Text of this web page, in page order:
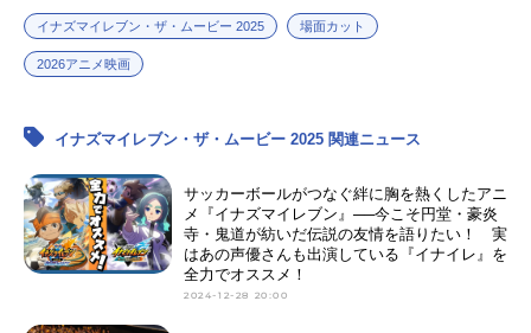
イナズマイレブン・ザ・ムービー 2025 場面カット
2026アニメ映画
イナズマイレブン・ザ・ムービー 2025 関連ニュース
サッカーボールがつなぐ絆に胸を熱くしたアニ
メ『イナズマイレブン』──今こそ円堂・豪炎
寺・鬼道が紡いだ伝説の友情を語りたい！ 実
はあの声優さんも出演している『イナイレ』を
全力でオススメ！
2024-12-28 20:00